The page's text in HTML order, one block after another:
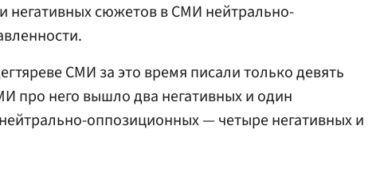
негативных сюжетов в СМИ нейтрально-
СМИ за это время писали только девять
про него вышло два негативных и один
оппозиционных — четыре негативных и